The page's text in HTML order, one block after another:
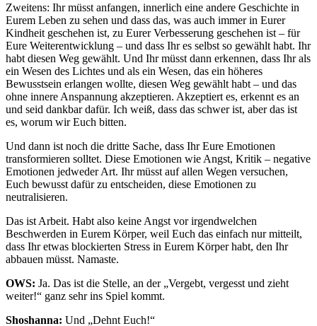
Zweitens: Ihr müsst anfangen, innerlich eine andere Geschichte in
Eurem Leben zu sehen und dass das, was auch immer in Eurer
Kindheit geschehen ist, zu Eurer Verbesserung geschehen ist – für
Eure Weiterentwicklung – und dass Ihr es selbst so gewählt habt. Ihr
habt diesen Weg gewählt. Und Ihr müsst dann erkennen, dass Ihr als
ein Wesen des Lichtes und als ein Wesen, das ein höheres
Bewusstsein erlangen wollte, diesen Weg gewählt habt – und das
ohne innere Anspannung akzeptieren. Akzeptiert es, erkennt es an
und seid dankbar dafür. Ich weiß, dass das schwer ist, aber das ist
es, worum wir Euch bitten.
Und dann ist noch die dritte Sache, dass Ihr Eure Emotionen
transformieren solltet. Diese Emotionen wie Angst, Kritik – negative
Emotionen jedweder Art. Ihr müsst auf allen Wegen versuchen,
Euch bewusst dafür zu entscheiden, diese Emotionen zu
neutralisieren.
Das ist Arbeit. Habt also keine Angst vor irgendwelchen
Beschwerden in Eurem Körper, weil Euch das einfach nur mitteilt,
dass Ihr etwas blockierten Stress in Eurem Körper habt, den Ihr
abbauen müsst. Namaste.
OWS: Ja. Das ist die Stelle, an der „Vergebt, vergesst und zieht
weiter!“ ganz sehr ins Spiel kommt.
Shoshanna: Und „Dehnt Euch!“